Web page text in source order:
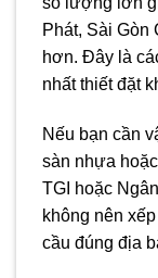
Phát, Sài Gòn
hơn. Đây là
nhất thiết đặt
Nếu bạn cần
sàn nhựa
TGI hoặc
không nên
cầu đúng địa